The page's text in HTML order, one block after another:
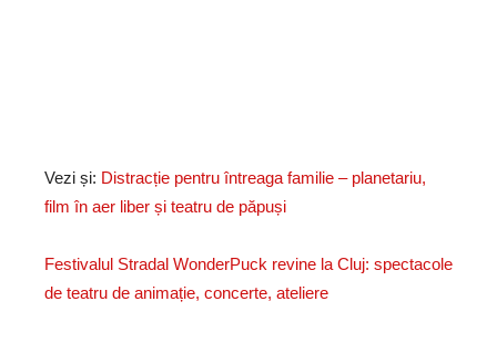
Vezi și: Distracție pentru întreaga familie – planetariu,
film în aer liber și teatru de păpuși
Festivalul Stradal WonderPuck revine la Cluj: spectacole
de teatru de animație, concerte, ateliere